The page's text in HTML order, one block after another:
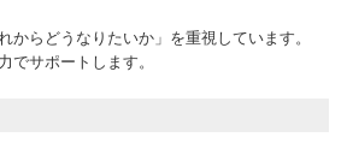
からどうなりたいか」を重視しています。
でサポートします。